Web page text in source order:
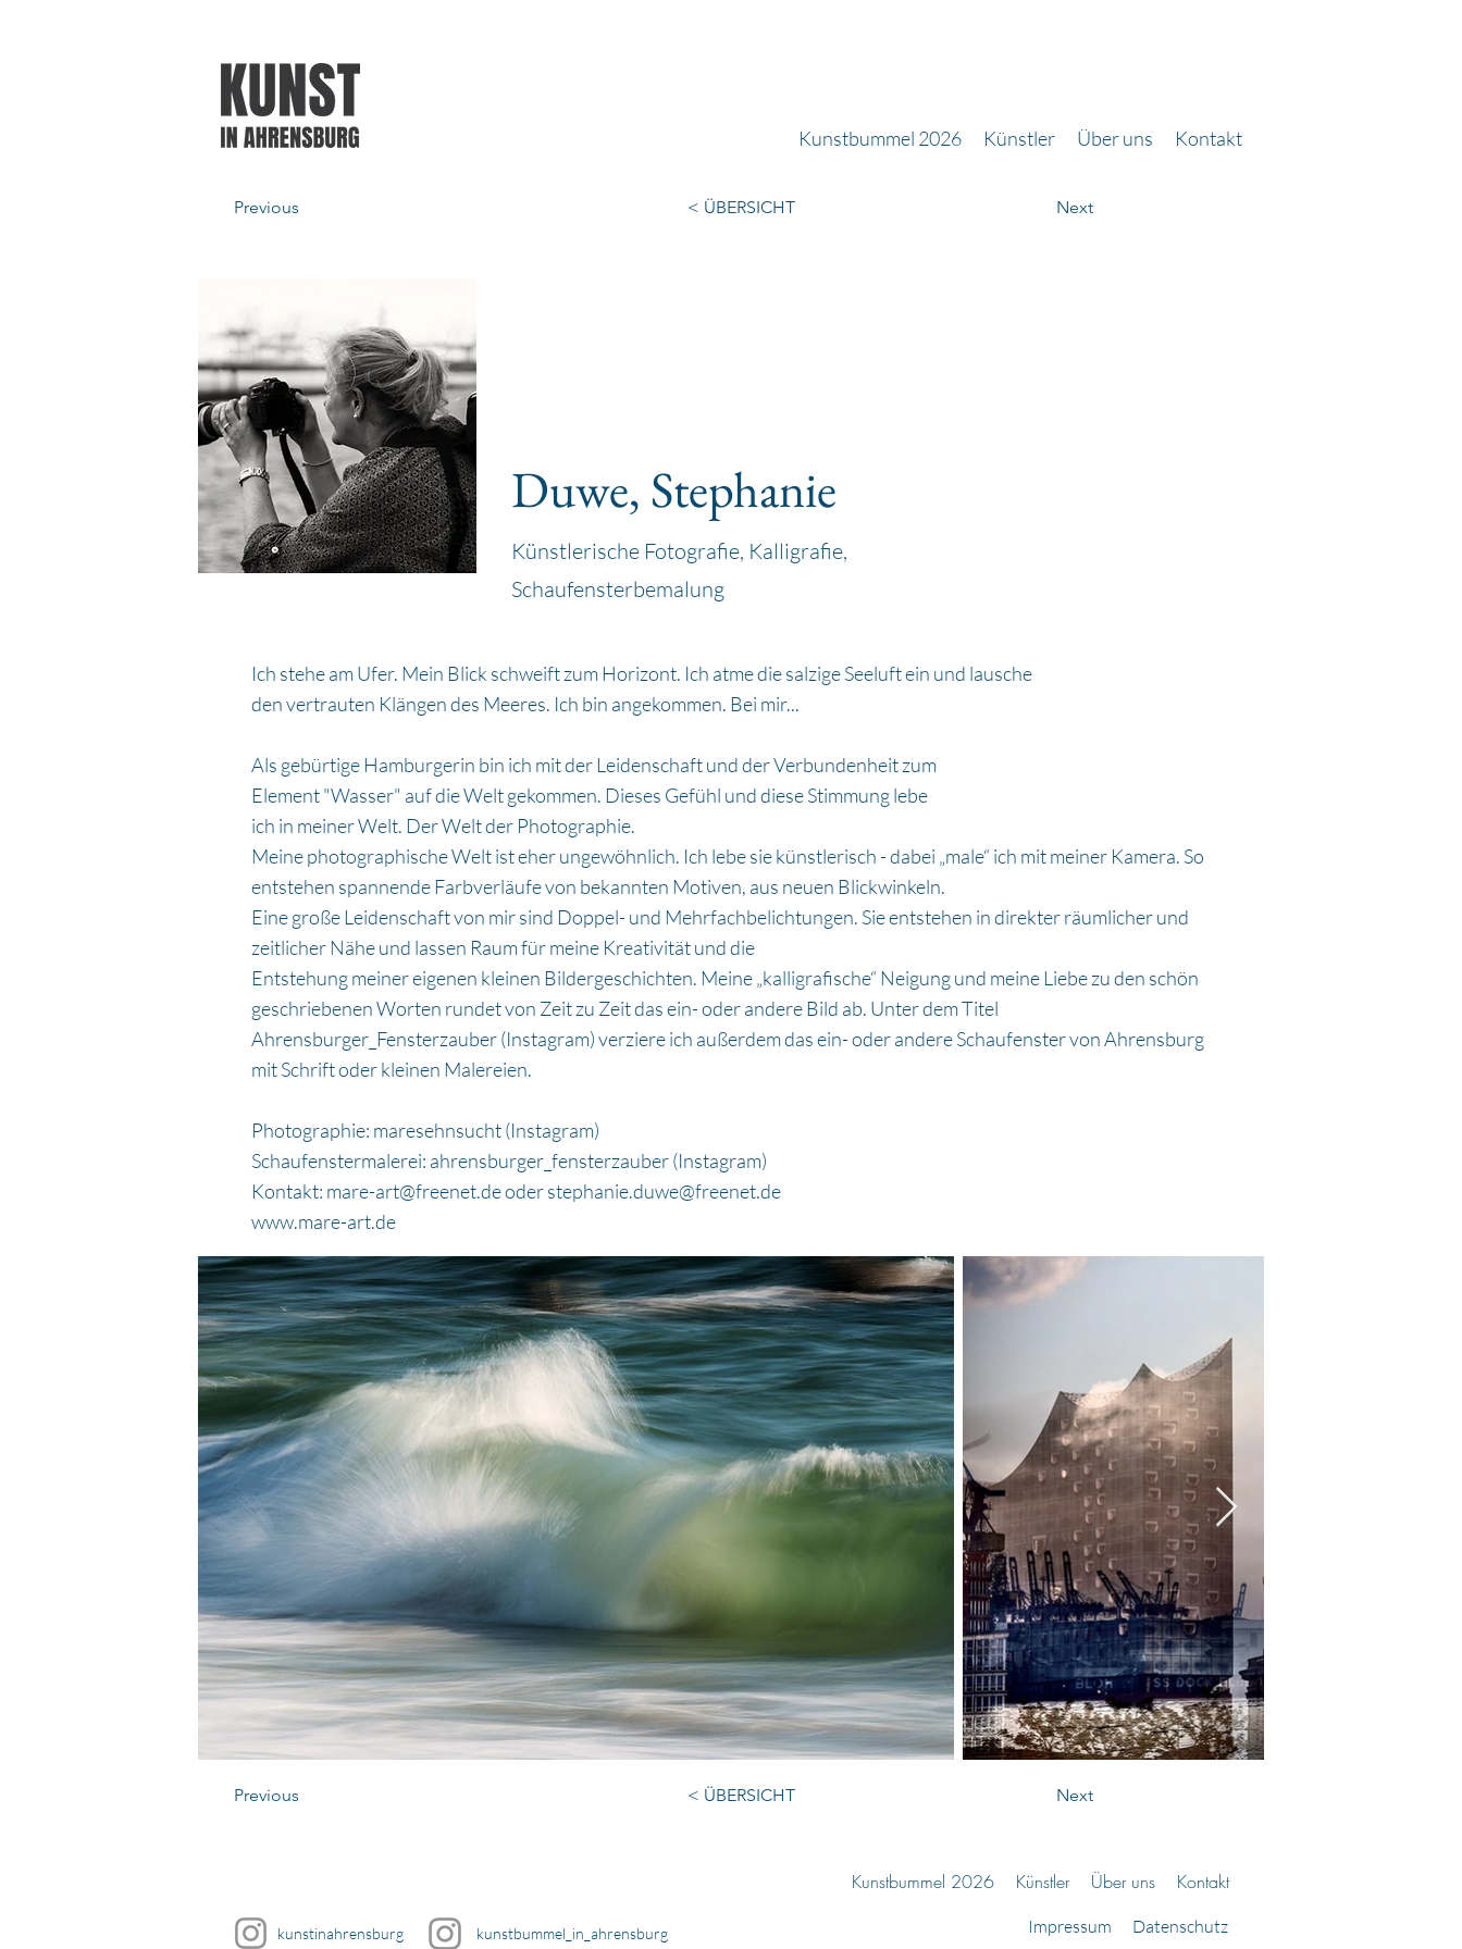
Kunstbummel 2026 Künstler Über uns Kontakt
Previous < ÜBERSICHT Next
Duwe, Stephanie
Künstlerische Fotografie, Kalligrafie,
Schaufensterbemalung
Ich stehe am Ufer. Mein Blick schweift zum Horizont. Ich atme die salzige Seeluft ein und lausche
den vertrauten Klängen des Meeres. Ich bin angekommen. Bei mir...
Als gebürtige Hamburgerin bin ich mit der Leidenschaft und der Verbundenheit zum
Element "Wasser" auf die Welt gekommen. Dieses Gefühl und diese Stimmung lebe
ich in meiner Welt. Der Welt der Photographie.
Meine photographische Welt ist eher ungewöhnlich. Ich lebe sie künstlerisch - dabei „male“ ich mit meiner Kamera. So
entstehen spannende Farbverläufe von bekannten Motiven, aus neuen Blickwinkeln.
Eine große Leidenschaft von mir sind Doppel- und Mehrfachbelichtungen. Sie entstehen in direkter räumlicher und
zeitlicher Nähe und lassen Raum für meine Kreativität und die
Entstehung meiner eigenen kleinen Bildergeschichten. Meine „kalligrafische“ Neigung und meine Liebe zu den schön
geschriebenen Worten rundet von Zeit zu Zeit das ein- oder andere Bild ab. Unter dem Titel
Ahrensburger_Fensterzauber (Instagram) verziere ich außerdem das ein- oder andere Schaufenster von Ahrensburg
mit Schrift oder kleinen Malereien.
Photographie: maresehnsucht (Instagram)
Schaufenstermalerei: ahrensburger_fensterzauber (Instagram)
Kontakt: mare-art@freenet.deoderstephanie.duwe@freenet.de
www.mare-art.de
Previous < ÜBERSICHT Next
Kunstbummel 2026 Künstler Über uns Kontakt
kunstinahrensburg kunstbummel_in_ahrensburg Impressum Datenschutz